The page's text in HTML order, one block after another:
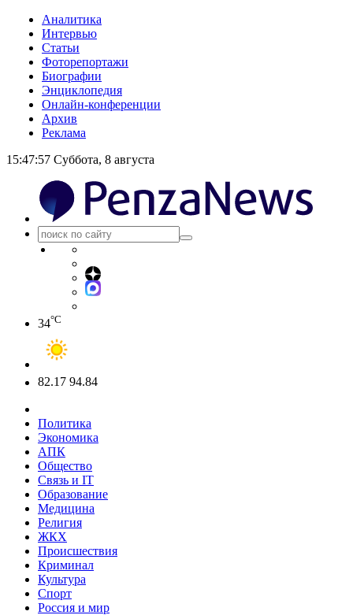
Аналитика
Интервью
Статьи
Фоторепортажи
Биографии
Энциклопедия
Онлайн-конференции
Архив
Реклама
15:47:57 Суббота, 8 августа
34°C
82.17 94.84
Политика
Экономика
АПК
Общество
Связь и IT
Образование
Медицина
Религия
ЖКХ
Происшествия
Криминал
Культура
Спорт
Россия и мир